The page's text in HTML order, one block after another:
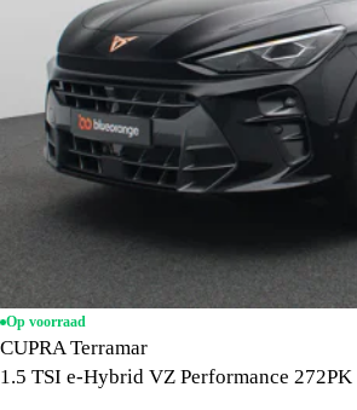
Op voorraad
CUPRA Terramar
1.5 TSI e-Hybrid VZ Performance 272PK